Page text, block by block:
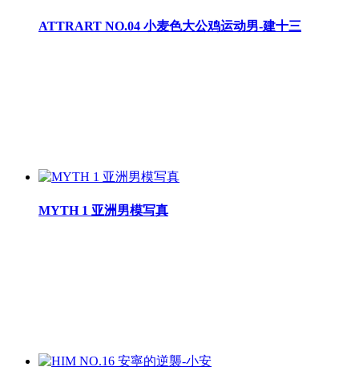
ATTRART NO.04 小麦色大公鸡运动男-建十三
MYTH 1 亚洲男模写真